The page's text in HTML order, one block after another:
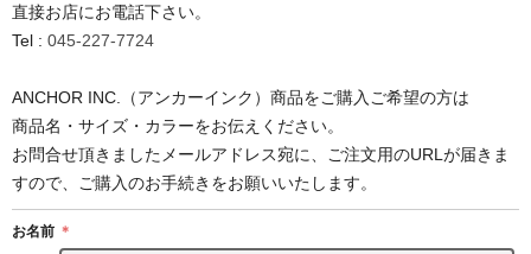
直接お店にお電話下さい。
Tel : 045-227-7724
ANCHOR INC.（アンカーインク）商品をご購入ご希望の方は
商品名・サイズ・カラーをお伝えください。
お問合せ頂きましたメールアドレス宛に、ご注文用のURLが届きま
すので、ご購入のお手続きをお願いいたします。
お名前 ＊